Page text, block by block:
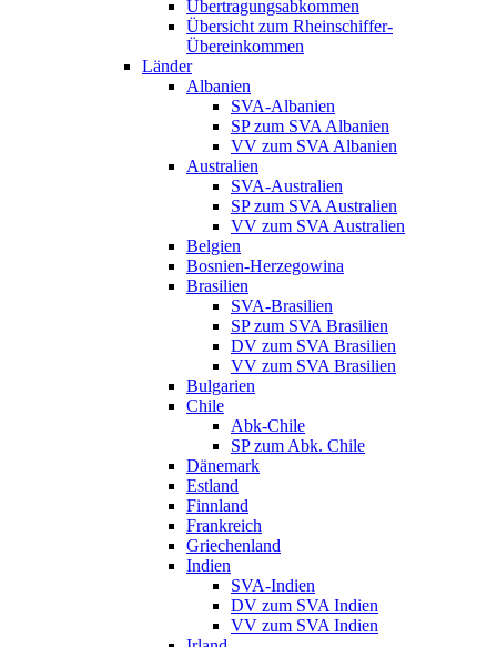
Übertragungsabkommen
Übersicht zum Rheinschiffer-
Übereinkommen
Länder
Albanien
SVA-Albanien
SP zum SVA Albanien
VV zum SVA Albanien
Australien
SVA-Australien
SP zum SVA Australien
VV zum SVA Australien
Belgien
Bosnien-Herzegowina
Brasilien
SVA-Brasilien
SP zum SVA Brasilien
DV zum SVA Brasilien
VV zum SVA Brasilien
Bulgarien
Chile
Abk-Chile
SP zum Abk. Chile
Dänemark
Estland
Finnland
Frankreich
Griechenland
Indien
SVA-Indien
DV zum SVA Indien
VV zum SVA Indien